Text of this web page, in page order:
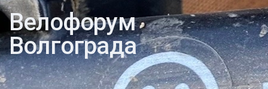
Велофорум
Волгограда